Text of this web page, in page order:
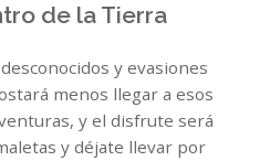
de la Tierra
y evasiones
menos llegar a esos
y el disfrute será
y déjate llevar por